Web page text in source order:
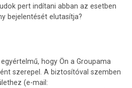
pert indítani abban az esetben
bejelentését elutasítja?
hogy Ön a Groupama
szerepel. A biztosítóval szemben
(e-mail: